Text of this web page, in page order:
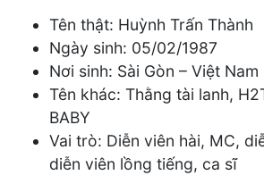
Tên thật: Huỳnh Trấn Thành
Ngày sinh: 05/02/1987
Nơi sinh: Sài Gòn – Việt Nam
Tên khác: Thằng tài lanh,
BABY
Vai trò: Diễn viên hài, MC,
diễn viên lồng tiếng, ca sĩ